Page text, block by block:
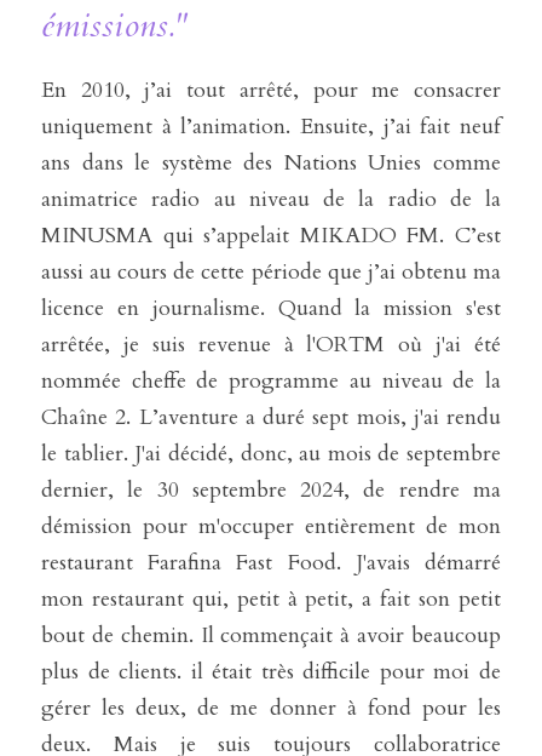
émissions."
En 2010, j’ai tout arrêté, pour me consacrer
uniquement à l’animation. Ensuite, j’ai fait neuf
ans dans le système des Nations Unies comme
animatrice radio au niveau de la radio de la
MINUSMA qui s’appelait MIKADO FM. C’est
aussi au cours de cette période que j’ai obtenu ma
licence en journalisme. Quand la mission s'est
arrêtée, je suis revenue à l'ORTM où j'ai été
nommée cheffe de programme au niveau de la
Chaîne 2. L’aventure a duré sept mois, j'ai rendu
le tablier. J'ai décidé, donc, au mois de septembre
dernier, le 30 septembre 2024, de rendre ma
démission pour m'occuper entièrement de mon
restaurant Farafina Fast Food. J'avais démarré
mon restaurant qui, petit à petit, a fait son petit
bout de chemin. Il commençait à avoir beaucoup
plus de clients. il était très difficile pour moi de
gérer les deux, de me donner à fond pour les
deux. Mais je suis toujours collaboratrice